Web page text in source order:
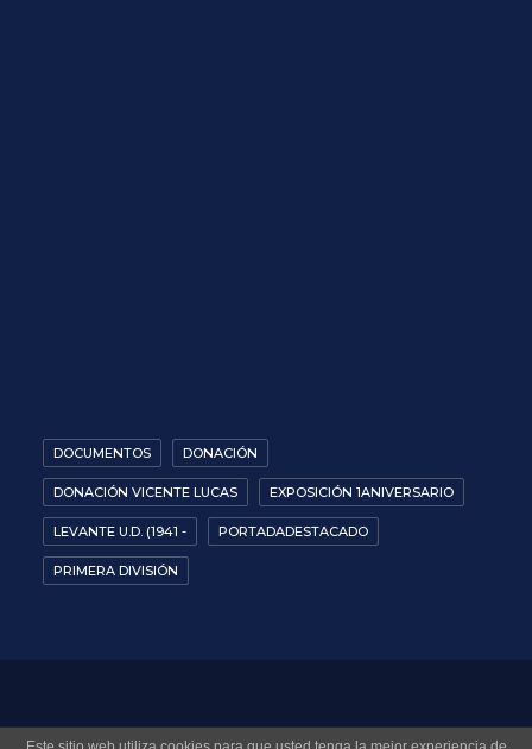
DOCUMENTOS DONACIÓN
DONACIÓN VICENTE LUCAS EXPOSICIÓN 1ANIVERSARIO
LEVANTE U.D. (1941 - PORTADADESTACADO
PRIMERA DIVISIÓN
© 2026 Museo Virtual Levante UD. All rights reserved